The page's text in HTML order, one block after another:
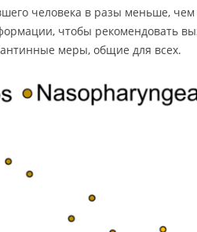
человека в разы меньше,
чтобы рекомендовать
меры, общие для всех.